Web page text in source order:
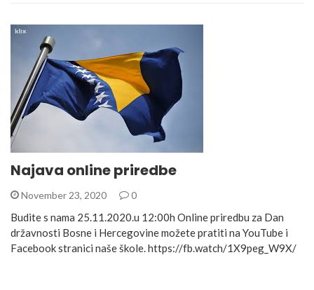
Najava online priredbe
November 23, 2020 0
Budite s nama 25.11.2020.u 12:00h Online priredbu za Dan
državnosti Bosne i Hercegovine možete pratiti na YouTube i
Facebook stranici naše škole. https://fb.watch/1X9peg_W9X/